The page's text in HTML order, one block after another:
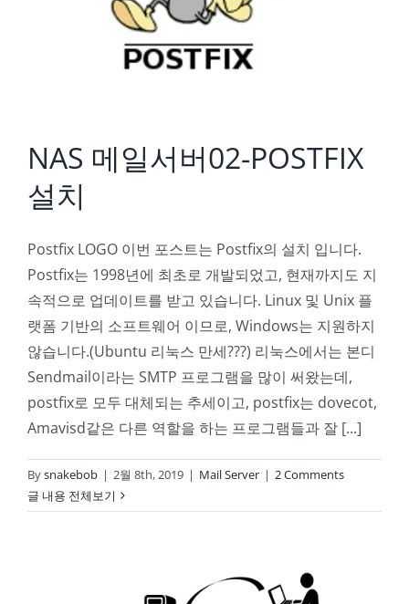
NAS 메일서버02-POSTFIX
설치
Postfix LOGO 이번 포스트는 Postfix의 설치 입니다.
Postfix는 1998년에 최초로 개발되었고, 현재까지도 지
속적으로 업데이트를 받고 있습니다. Linux 및 Unix 플
랫폼 기반의 소프트웨어 이므로, Windows는 지원하지
않습니다.(Ubuntu 리눅스 만세???) 리눅스에서는 본디
Sendmail이라는 SMTP 프로그램을 많이 써왔는데,
postfix로 모두 대체되는 추세이고, postfix는 dovecot,
Amavisd같은 다른 역할을 하는 프로그램들과 잘 [...]
Bysnakebob | 2월 8th, 2019 | Mail Server | 2 Comments
글 내용 전체보기